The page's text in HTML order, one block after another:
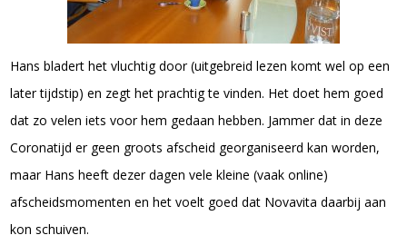
Hans bladert het vluchtig door (uitgebreid lezen komt wel op een
later tijdstip) en zegt het prachtig te vinden. Het doet hem goed
dat zo velen iets voor hem gedaan hebben. Jammer dat in deze
Coronatijd er geen groots afscheid georganiseerd kan worden,
maar Hans heeft dezer dagen vele kleine (vaak online)
afscheidsmomenten en het voelt goed dat Novavita daarbij aan
kon schuiven.